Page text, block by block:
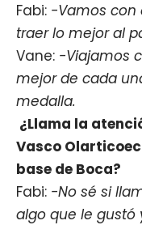
Fabi: -Vamos con
traer lo mejor al
Vane: -Viajamos
mejor de cada
medalla.
¿Llama la
Vasco
base de Boca?
Fabi: -No sé si
algo que le gustó